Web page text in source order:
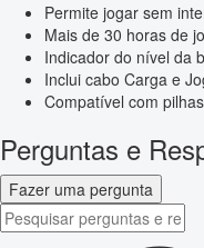
Permite jogar sem
Mais de 30 horas de
Indicador do nível da
Inclui cabo Carga e
Compatível com
Perguntas e
Fazer uma pergunta